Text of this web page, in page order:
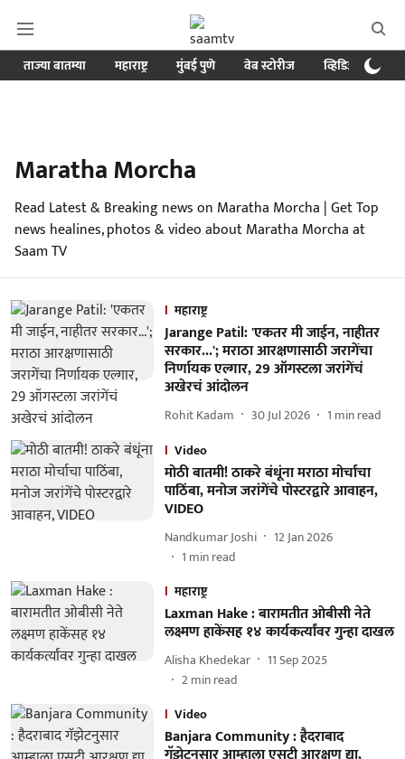
ताज्या बातम्या महाराष्ट्र मुंबई पुणे वेब स्टोरीज व्हिडिओ
Maratha Morcha
Read Latest & Breaking news on Maratha Morcha | Get Top
news healines, photos & video about Maratha Morcha at
Saam TV
महाराष्ट्र
Jarange Patil: 'एकतर मी जाईन, नाहीतर
सरकार...'; मराठा आरक्षणासाठी जरागेंचा
निर्णायक एल्गार, 29 ऑगस्टला जरांगेंचं
अखेरचं आंदोलन
Rohit Kadam 30 Jul 2026 1 min read
Video
मोठी बातमी! ठाकरे बंधूंना मराठा मोर्चाचा
पाठिंबा, मनोज जरांगेंचे पोस्टरद्वारे आवाहन,
VIDEO
Nandkumar Joshi
12 Jan 2026
1 min read
महाराष्ट्र
Laxman Hake : बारामतीत ओबीसी नेते
लक्ष्मण हाकेंसह १४ कार्यकर्त्यांवर गुन्हा दाखल
Alisha Khedekar
11 Sep 2025
2min read
Video
Banjara Community : हैदराबाद